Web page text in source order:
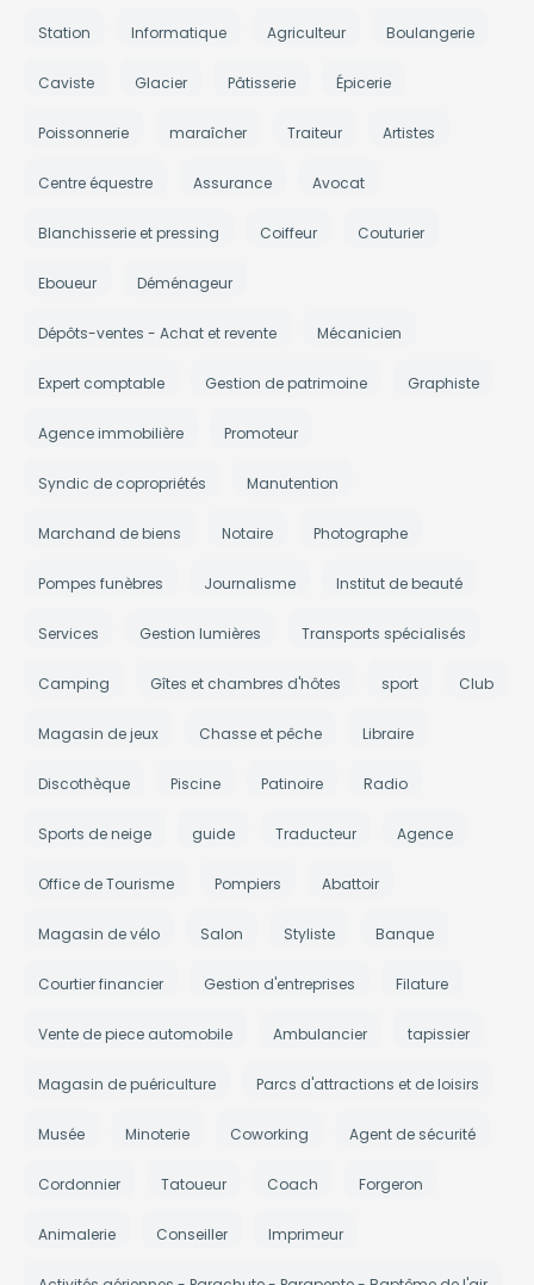
Station Informatique Agriculteur Boulangerie
Caviste Glacier Pâtisserie Épicerie
Poissonnerie maraîcher Traiteur Artistes
Centre équestre Assurance Avocat
Blanchisserie et pressing Coiffeur Couturier
Eboueur Déménageur
Dépôts-ventes - Achat et revente Mécanicien
Expert comptable Gestion de patrimoine Graphiste
Agence immobilière Promoteur
Syndic de copropriétés Manutention
Marchand de biens Notaire Photographe
Pompes funèbres Journalisme Institut de beauté
Services Gestion lumières Transports spécialisés
Camping Gîtes et chambres d'hôtes sport Club
Magasin de jeux Chasse et pêche Libraire
Discothèque Piscine Patinoire Radio
Sports de neige guide Traducteur Agence
Office de Tourisme Pompiers Abattoir
Magasin de vélo Salon Styliste Banque
Courtier financier Gestion d'entreprises Filature
Vente de piece automobile Ambulancier tapissier
Magasin de puériculture Parcs d'attractions et de loisirs
Musée Minoterie Coworking Agent de sécurité
Cordonnier Tatoueur Coach Forgeron
Animalerie Conseiller Imprimeur